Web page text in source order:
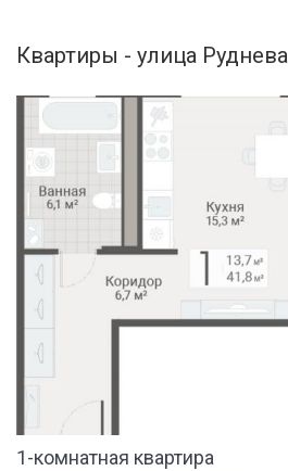
Квартиры - улица Руднева
1-комнатная квартира